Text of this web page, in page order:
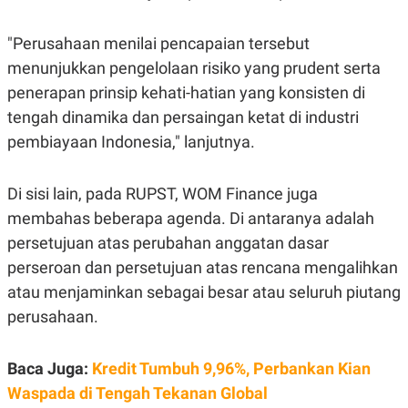
D
A
T
A
S
K
N
N
T
V
L
P
S
JARINGAN
O
A
A
R
S
E
"Perusahaan menilai pencapaian tersebut
menunjukkan pengelolaan risiko yang prudent serta
penerapan prinsip kehati-hatian yang konsisten di
tengah dinamika dan persaingan ketat di industri
pembiayaan Indonesia," lanjutnya.
Di sisi lain, pada RUPST, WOM Finance juga
membahas beberapa agenda. Di antaranya adalah
persetujuan atas perubahan anggatan dasar
perseroan dan persetujuan atas rencana mengalihkan
atau menjaminkan sebagai besar atau seluruh piutang
perusahaan.
Baca Juga: Kredit Tumbuh 9,96%, Perbankan Kian
Waspada di Tengah Tekanan Global